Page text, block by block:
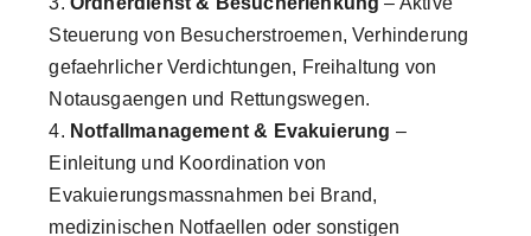
Steuerung von Besucherstroemen, Verhinderung
gefaehrlicher Verdichtungen, Freihaltung von
Notausgaengen und Rettungswegen.
Notfallmanagement & Evakuierung –
Einleitung und Koordination von
Evakuierungsmassnahmen bei Brand,
medizinischen Notfaellen oder sonstigen